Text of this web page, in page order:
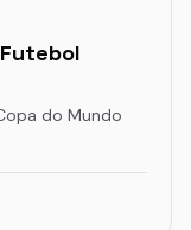
do Mundo